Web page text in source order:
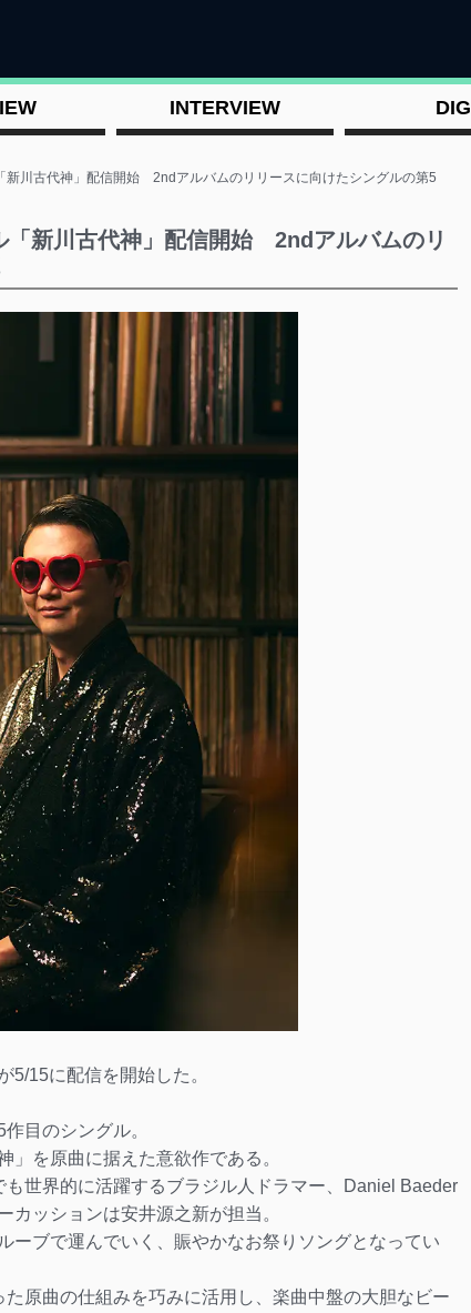
INTERVIEW DIG
新川古代神」配信開始 2ndアルバムのリリースに向けたシングルの第5
「新川古代神」配信開始 2ndアルバムのリ
5/15に配信を開始した。
目のシングル。
を原曲に据えた意欲作である。
世界的に活躍するブラジル人ドラマー、Daniel Baeder
カッションは安井源之新が担当。
ーブで運んでいく、賑やかなお祭りソングとなってい
原曲の仕組みを巧みに活用し、楽曲中盤の大胆なビー